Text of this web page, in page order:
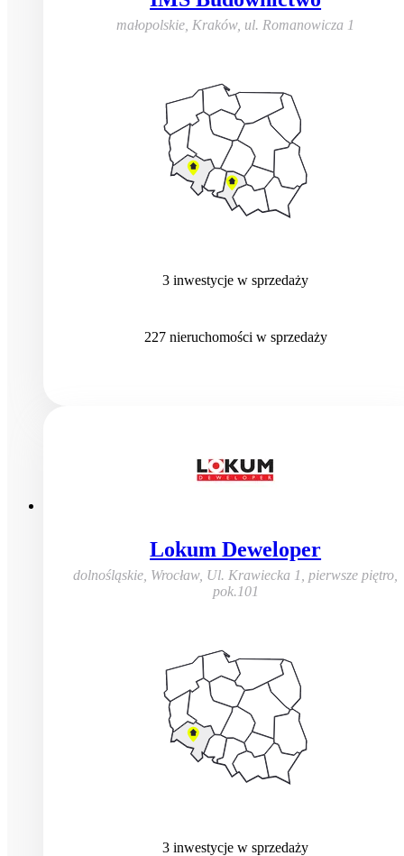
małopolskie, Kraków, ul. Romanowicza 1
3 inwestycje w sprzedaży
227 nieruchomości w sprzedaży
Lokum Deweloper
dolnośląskie, Wrocław, Ul. Krawiecka 1, pierwsze piętro,
pok.101
3 inwestycje w sprzedaży